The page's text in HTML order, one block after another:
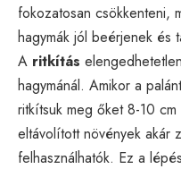
fokozatosan csökkenteni,
hagymák jól beérjenek és
A ritkítás
hagymánál. Amikor a
ritkítsuk meg őket 8-10
eltávolított növények akár
felhasználhatók. Ez a